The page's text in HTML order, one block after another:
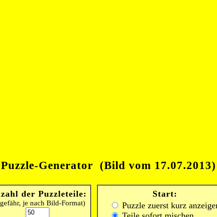
Puzzle-Generator (Bild vom 17.07.2013)
der Puzzleteile:
je nach Bild-Format)
Start:
Puzzle zuerst kurz